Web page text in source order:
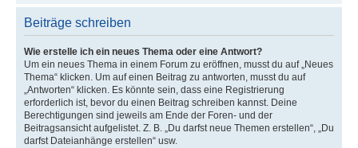
Beiträge schreiben
Wie erstelle ich ein neues Thema oder eine Antwort?
Um ein neues Thema in einem Forum zu eröffnen, musst du auf „Neues
Thema“ klicken. Um auf einen Beitrag zu antworten, musst du auf
„Antworten“ klicken. Es könnte sein, dass eine Registrierung
erforderlich ist, bevor du einen Beitrag schreiben kannst. Deine
Berechtigungen sind jeweils am Ende der Foren- und der
Beitragsansicht aufgelistet. Z. B. „Du darfst neue Themen erstellen“, „Du
darfst Dateianhänge erstellen“ usw.